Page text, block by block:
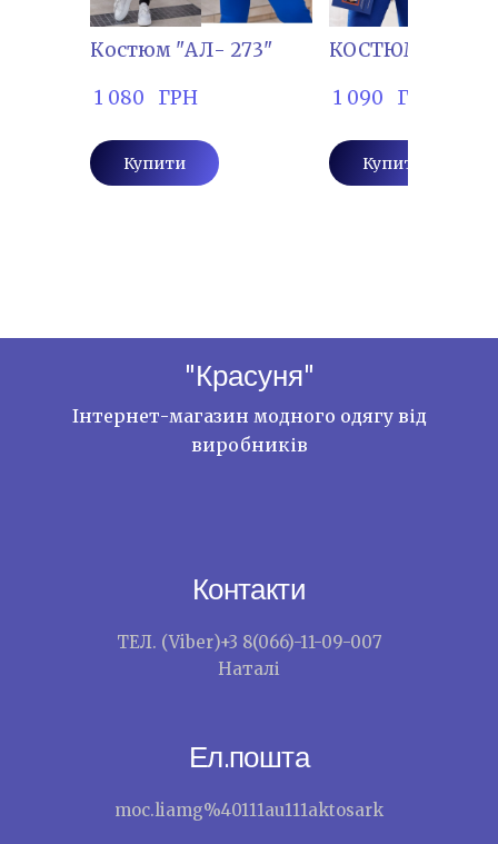
Костюм "АЛ- 273"
1 080   ГРН
Купити
КОСТЮМ "АЛ-
1 090   ГРН
Купити
"Красуня"
Інтернет-магазин модного одягу від
виробників
Контакти
ТЕЛ. (Viber)+3 8(066)-11-09-007
Наталі
Ел.пошта
moc.liamg%40111au111aktosark